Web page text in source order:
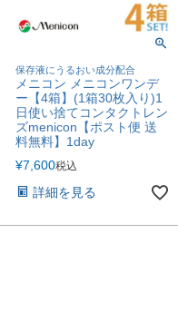
保存液にうるおい成分配合
メニコン メニコンワンデ
ー【4箱】(1箱30枚入り)1
日使い捨てコンタクトレン
ズmenicon【ポスト便 送
料無料】1day
¥7,600税込
詳細を見る